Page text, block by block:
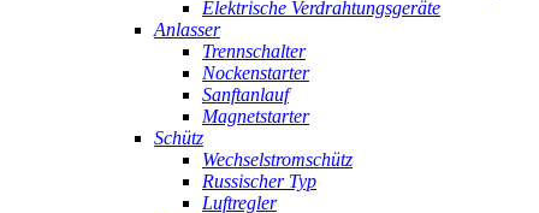
Elektrische Verdrahtungsgeräte
Anlasser
Trennschalter
Nockenstarter
Sanftanlauf
Magnetstarter
Schütz
Wechselstromschütz
Russischer Typ
Luftregler